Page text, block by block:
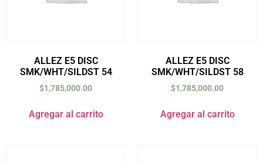
ALLEZ E5 DISC
SMK/WHT/SILDST 54
$1,785,000.00
Agregar al carrito
ALLEZ E5 DISC
SMK/WHT/SILDST 58
$1,785,000.00
Agregar al carrito